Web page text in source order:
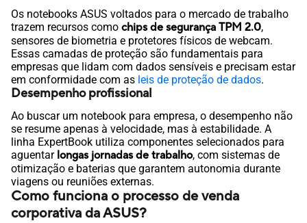
Os notebooks ASUS voltados para o mercado de trabalho
trazem recursos como chips de segurança TPM 2.0,
sensores de biometria e protetores físicos de webcam.
Essas camadas de proteção são fundamentais para
empresas que lidam com dados sensíveis e precisam estar
em conformidade com as leis de proteção de dados.
Desempenho profissional
Ao buscar um notebook para empresa, o desempenho não
se resume apenas à velocidade, mas à estabilidade. A
linha ExpertBook utiliza componentes selecionados para
aguentar longas jornadas de trabalho, com sistemas de
otimização e baterias que garantem autonomia durante
viagens ou reuniões externas.
Como funciona o processo de venda
corporativa da ASUS?